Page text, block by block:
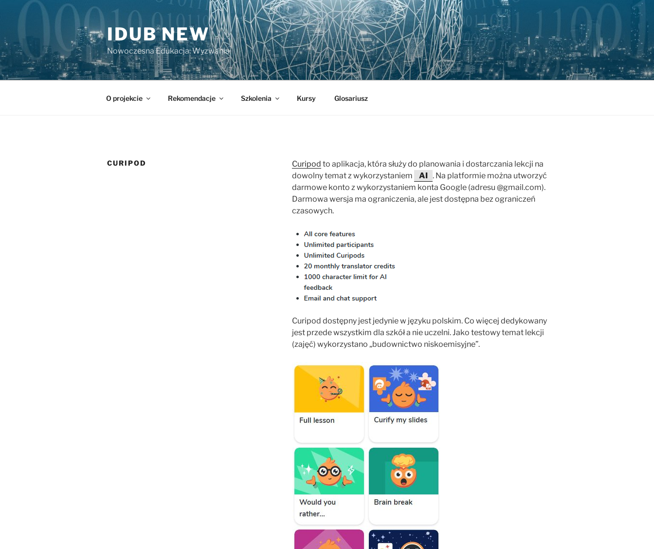
Przejdź
IDUB NEW
Nowoczesna Edukacja: Wyzwania
O projekcie Rekomendacje Szkolenia Kursy Glosariusz
CURIPOD Curipod to aplikacja, która służy do planowania i dostarczania lekcji na
dowolny temat z wykorzystaniem
AI . Na platformie można utworzyć
darmowe konto z wykorzystaniem konta Google (adresu @gmail.com).
Darmowa wersja ma ograniczenia, ale jest dostępna bez ograniczeń
czasowych.
Curipod dostępny jest jedynie w języku polskim. Co więcej dedykowany
jest przede wszystkim dla szkół a nie uczelni. Jako testowy temat lekcji
(zajęć) wykorzystano „budownictwo niskoemisyjne”.